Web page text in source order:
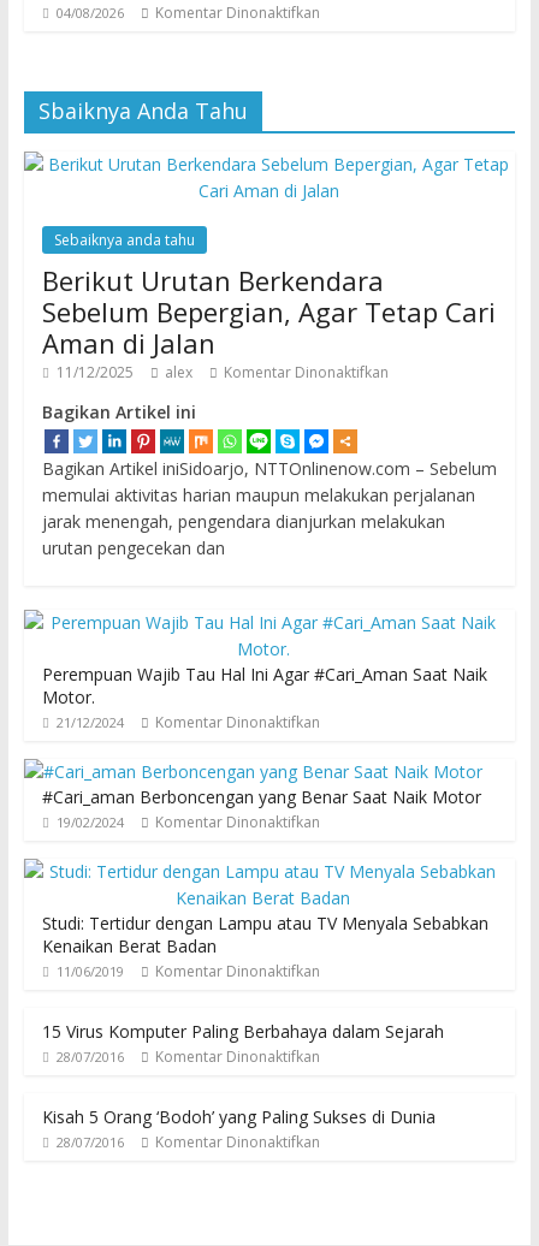
04/08/2026 Komentar Dinonaktifkan
Sbaiknya Anda Tahu
Sebaiknya anda tahu
Berikut Urutan Berkendara
Sebelum Bepergian, Agar Tetap Cari
Aman di Jalan
11/12/2025 alex Komentar Dinonaktifkan
Bagikan Artikel ini
Bagikan Artikel iniSidoarjo, NTTOnlinenow.com – Sebelum
memulai aktivitas harian maupun melakukan perjalanan
jarak menengah, pengendara dianjurkan melakukan
urutan pengecekan dan
Perempuan Wajib Tau Hal Ini Agar #Cari_Aman Saat Naik
Motor.
21/12/2024 Komentar Dinonaktifkan
#Cari_aman Berboncengan yang Benar Saat Naik Motor
19/02/2024 Komentar Dinonaktifkan
Studi: Tertidur dengan Lampu atau TV Menyala Sebabkan
Kenaikan Berat Badan
11/06/2019 Komentar Dinonaktifkan
15 Virus Komputer Paling Berbahaya dalam Sejarah
28/07/2016 Komentar Dinonaktifkan
Kisah 5 Orang ‘Bodoh’ yang Paling Sukses di Dunia
28/07/2016 Komentar Dinonaktifkan